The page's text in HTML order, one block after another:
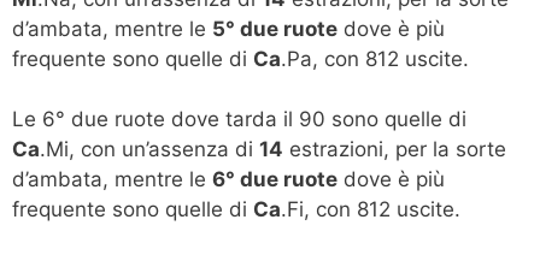
d’ambata, mentre le 5° due ruote dove è più
frequente sono quelle di Ca.Pa, con 812 uscite.
Le 6° due ruote dove tarda il 90 sono quelle di
Ca.Mi, con un’assenza di 14 estrazioni, per la sorte
d’ambata, mentre le 6° due ruote dove è più
frequente sono quelle di Ca.Fi, con 812 uscite.